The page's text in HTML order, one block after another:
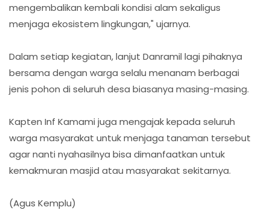
mengembalikan kembali kondisi alam sekaligus
menjaga ekosistem lingkungan," ujarnya.
Dalam setiap kegiatan, lanjut Danramil lagi pihaknya
bersama dengan warga selalu menanam berbagai
jenis pohon di seluruh desa biasanya masing-masing.
Kapten Inf Kamami juga mengajak kepada seluruh
warga masyarakat untuk menjaga tanaman tersebut
agar nanti nyahasilnya bisa dimanfaatkan untuk
kemakmuran masjid atau masyarakat sekitarnya.
(Agus Kemplu)